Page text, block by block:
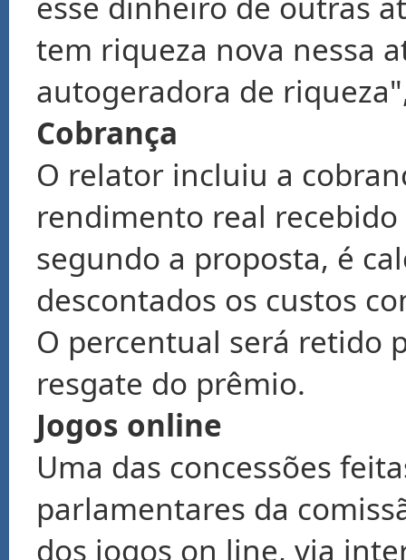
tem riqueza nova nessa
autogeradora de
Cobrança
O relator incluiu a
rendimento real recebido
segundo a proposta, é
descontados os custos
O percentual será retido
resgate do prêmio.
Jogos online
Uma das concessões
parlamentares da
dos jogos on line, via